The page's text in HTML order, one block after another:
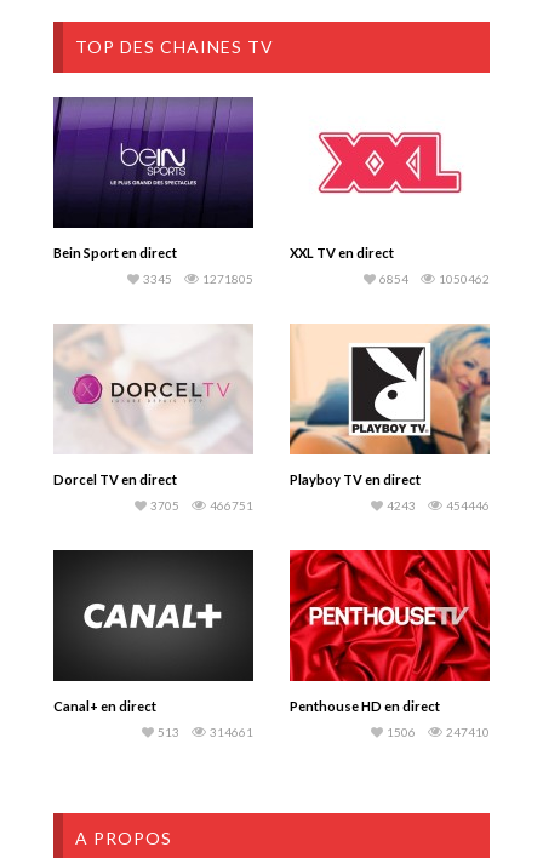
TOP DES CHAINES TV
Bein Sport en direct
1271805
3345
XXL TV en direct
1050462
6854
Dorcel TV en direct
466751
3705
Playboy TV en direct
454446
4243
Canal+ en direct
314661
513
Penthouse HD en direct
247410
1506
A PROPOS